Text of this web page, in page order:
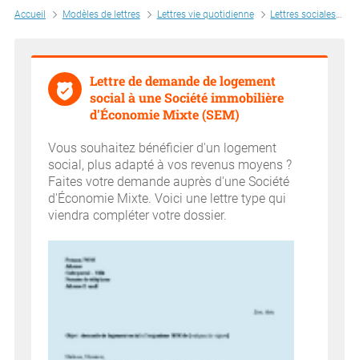
Accueil Modèles de lettres Lettres vie quotidienne Lettres sociales
Lettre de demande de logement
social à une Société immobilière
d'Économie Mixte (SEM)
Vous souhaitez bénéficier d'un logement
social, plus adapté à vos revenus moyens ?
Faites votre demande auprès d'une Société
d'Économie Mixte. Voici une lettre type qui
viendra compléter votre dossier.